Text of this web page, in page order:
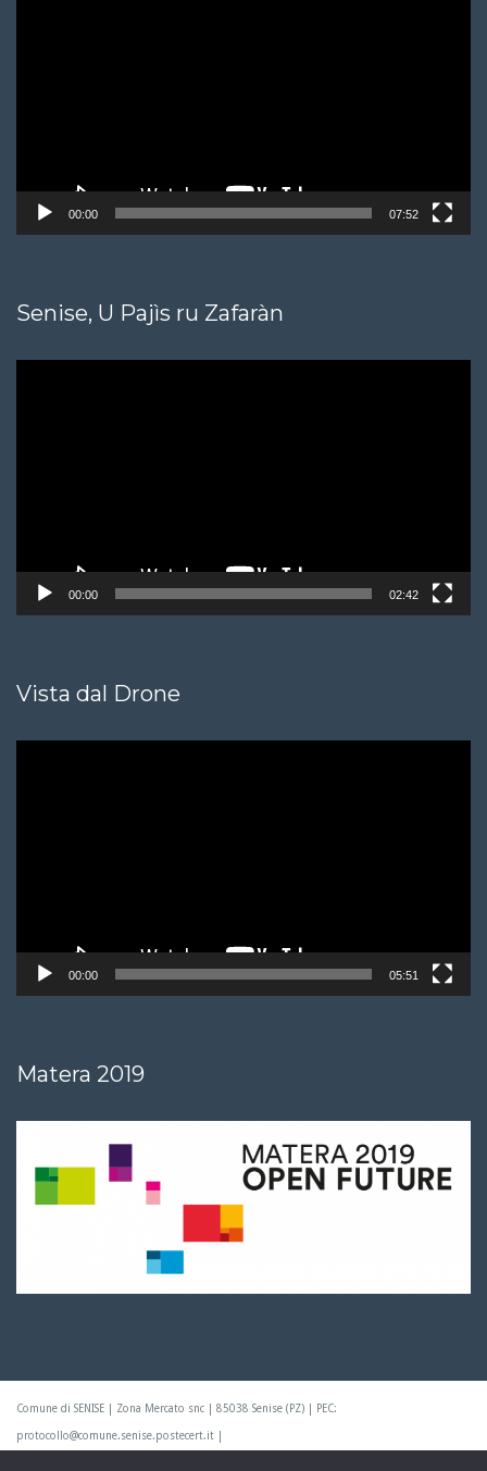
00:00 07:52
Senise, U Pajìs ru Zafaràn
00:00 02:42
Vista dal Drone
00:00 05:51
Matera 2019
Comune di SENISE | Zona Mercato snc | 85038 Senise (PZ) | PEC:
protocollo@comune.senise.postecert.it |